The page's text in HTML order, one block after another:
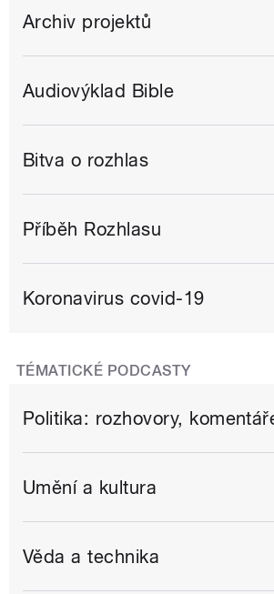
Archiv projektů
Audiovýklad Bible
Bitva o rozhlas
Příběh Rozhlasu
Koronavirus covid-19
TÉMATICKÉ PODCASTY
Politika: rozhovory,
Umění a kultura
Věda a technika